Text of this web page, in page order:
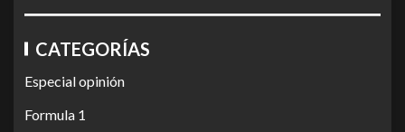
CATEGORÍAS
Especial opinión
Formula 1